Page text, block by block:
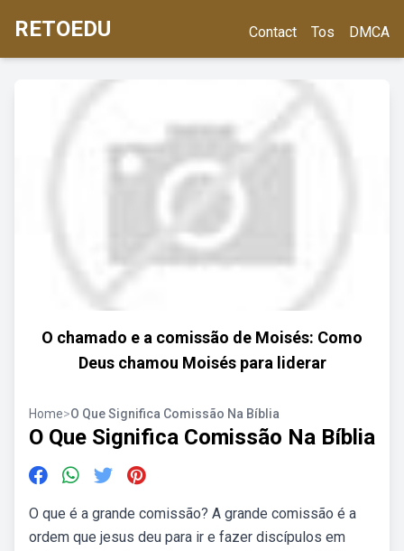
RETOEDU Contact Tos DMCA
O chamado e a comissão de Moisés: Como
Deus chamou Moisés para liderar
Home>O Que Significa Comissão Na Bíblia
O Que Significa Comissão Na Bíblia
O que é a grande comissão? A grande comissão é a
ordem que jesus deu para ir e fazer discípulos em